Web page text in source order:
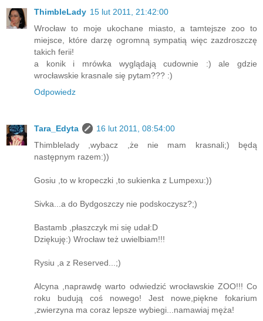
ThimbleLady 15 lut 2011, 21:42:00
Wrocław to moje ukochane miasto, a tamtejsze zoo to
miejsce, które darzę ogromną sympatią więc zazdroszczę
takich ferii!
a konik i mrówka wyglądają cudownie :) ale gdzie
wrocławskie krasnale się pytam??? :)
Odpowiedz
Tara_Edyta
16 lut 2011, 08:54:00
Thimblelady ,wybacz ,że nie mam krasnali;) będą
następnym razem:))
Gosiu ,to w kropeczki ,to sukienka z Lumpexu:))
Sivka...a do Bydgoszczy nie podskoczysz?;)
Bastamb ,płaszczyk mi się udał:D
Dziękuję:) Wrocław też uwielbiam!!!
Rysiu ,a z Reserved...;)
Alcyna ,naprawdę warto odwiedzić wrocławskie ZOO!!! Co
roku budują coś nowego! Jest nowe,piękne fokarium
,zwierzyna ma coraz lepsze wybiegi...namawiaj męża!